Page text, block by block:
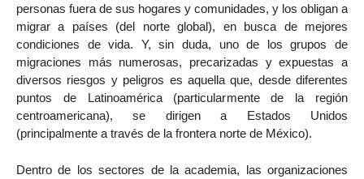
personas fuera de sus hogares y comunidades, y los obligan a
migrar a países (del norte global), en busca de mejores
condiciones de vida. Y, sin duda, uno de los grupos de
migraciones más numerosas, precarizadas y expuestas a
diversos riesgos y peligros es aquella que, desde diferentes
puntos de Latinoamérica (particularmente de la región
centroamericana), se dirigen a Estados Unidos
(principalmente a través de la frontera norte de México).
Dentro de los sectores de la academia, las organizaciones